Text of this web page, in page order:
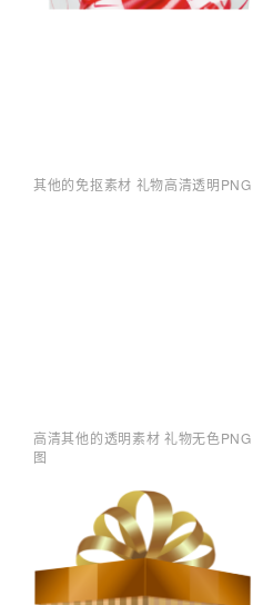
其他的免抠素材 礼物高清透明PNG
高清其他的透明素材 礼物无色PNG
图